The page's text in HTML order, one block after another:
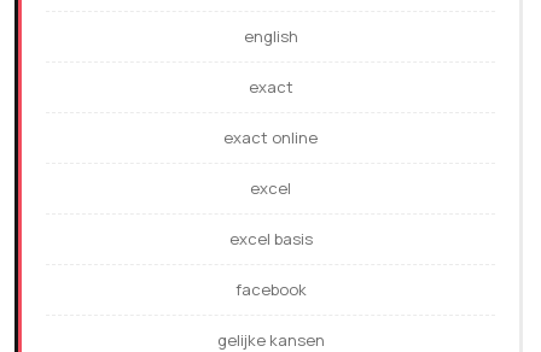
english
exact
exact online
excel
excel basis
facebook
gelijke kansen